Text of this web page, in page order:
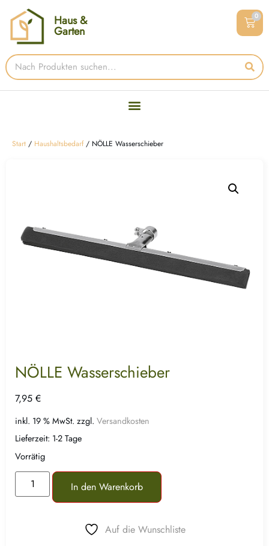
Haus &
Garten
0
Start / Haushaltsbedarf/ NÖLLE Wasserschieber
NÖLLE Wasserschieber
7,95 €
inkl. 19 % MwSt. zzgl. Versandkosten
Lieferzeit: 1-2 Tage
Vorrätig
In den Warenkorb
Auf die Wunschliste